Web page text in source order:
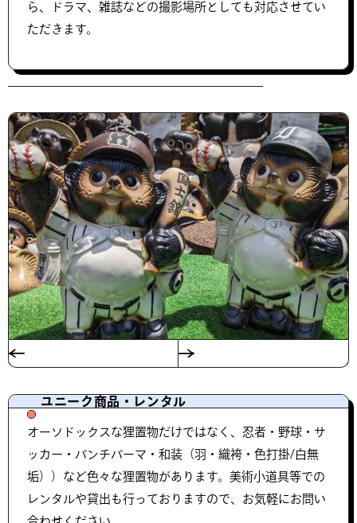
ら、ドラマ、雑誌などの撮影場所としても対応させてい
ただきます。
ユニーク商品・レンタル
オーソドックスな狸置物だけではなく、忍者・野球・サ
ッカー・パンチパーマ・和装（羽・織袴・色打掛/白無
垢））など色々な狸置物があります。美術小道具等での
レンタルや貸出も行っておりますので、お気軽にお問い